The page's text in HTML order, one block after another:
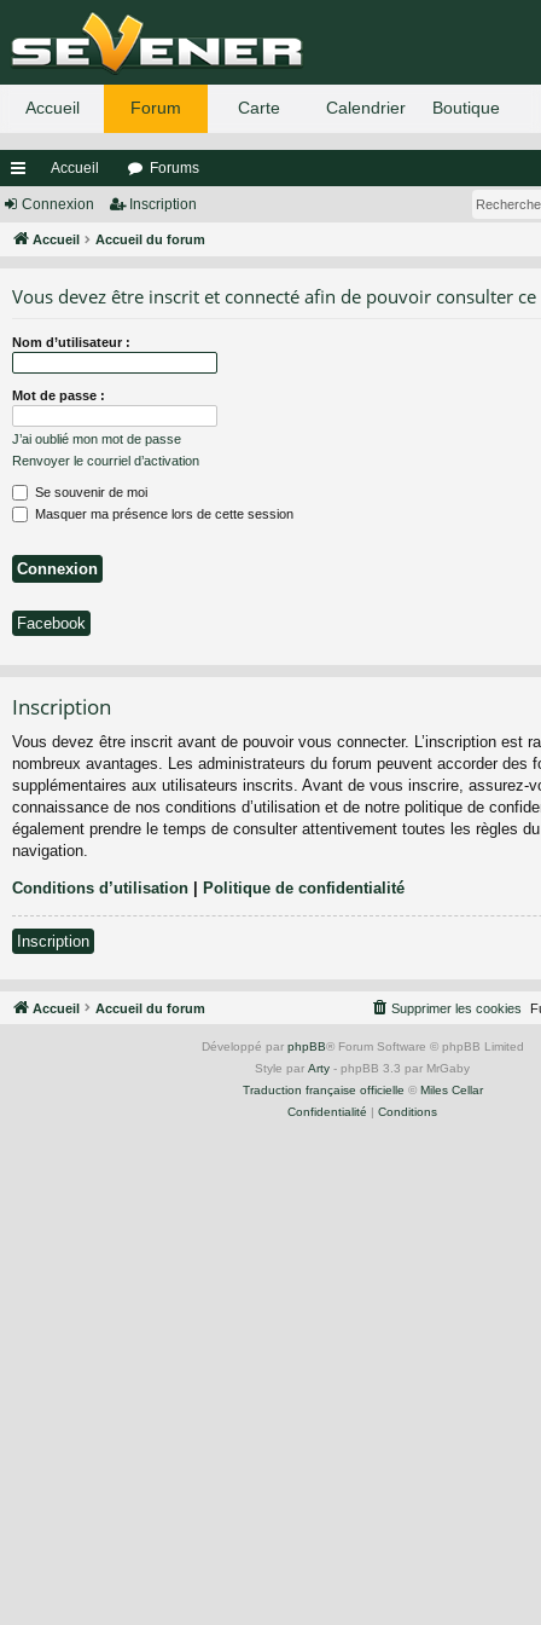
ac
co
s
Accueil Forums
Connexion Inscription
Accueil Accueil du forum
Vous devez être inscrit et connecté afin de pouvoir consulter
Nom d’utilisateur :
Mot de passe :
J’ai oublié mon mot de passe
Renvoyer le courriel d’activation
Se souvenir de moi
Masquer ma présence lors de cette session
Facebook
Inscription
Vous devez être inscrit avant de pouvoir vous connecter. L’inscription est
nombreux avantages. Les administrateurs du forum peuvent accorder des
supplémentaires aux utilisateurs inscrits. Avant de vous inscrire, assurez-
connaissance de nos conditions d’utilisation et de notre politique de
également prendre le temps de consulter attentivement toutes les règles
navigation.
Conditions d’utilisation | Politique de confidentialité
Inscription
Accueil Accueil du forum Supprimer les cookies
Développé par phpBB® Forum Software © phpBB Limited
Style par Arty - phpBB 3.3 par MrGaby
Traduction française officielle © Miles Cellar
Confidentialité | Conditions